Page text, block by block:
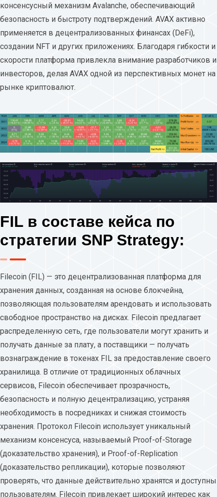
консенсусный механизм Avalanche, обеспечивающий
безопасность и быстроту подтверждений. AVAX активно
применяется в децентрализованных финансах (DeFi),
создании NFT и других приложениях. Благодаря гибкости и
скорости платформа привлекла внимание разработчиков и
инвесторов, делая AVAX одной из перспективных монет на
рынке криптовалют.
FIL в составе кейса по
стратегии SNP Strategy:
Filecoin (FIL) — это децентрализованная платформа для
хранения данных, созданная на основе блокчейна,
позволяющая пользователям арендовать и использовать
свободное пространство на дисках. Filecoin предлагает
распределенную сеть, где пользователи могут хранить и
получать данные за плату, а поставщики — получать
вознаграждение в токенах FIL за предоставление своего
хранилища. В отличие от традиционных облачных
сервисов, Filecoin обеспечивает прозрачность,
безопасность и полную децентрализацию, устраняя
необходимость в посредниках и снижая стоимость
хранения. Протокол Filecoin использует уникальный
механизм консенсуса, называемый Proof-of-Storage
(доказательство хранения), и Proof-of-Replication
(доказательство репликации), которые позволяют
проверять, что данные действительно хранятся и доступны
пользователям. Filecoin привлекает широкий интерес как